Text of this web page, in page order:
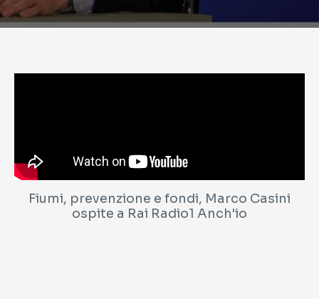
Fiumi, prevenzione e fondi, Marco Casini
ospite a Rai Radio1 Anch'io